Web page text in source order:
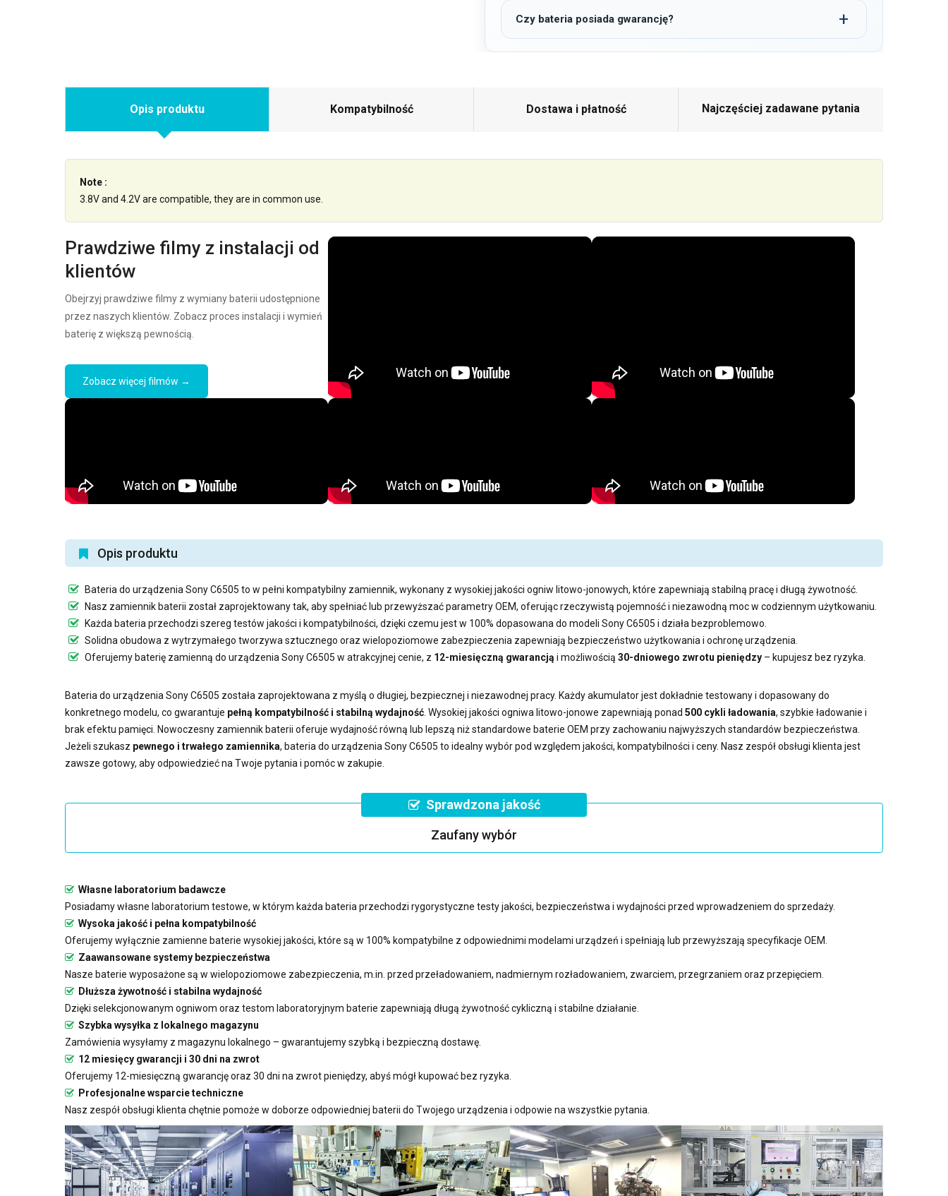
Czy bateria posiada gwarancję?
Opis produktu Kompatybilność Dostawa i płatność Najczęściej zadawane pytania
Note :
3.8V and 4.2V are compatible, they are in common use.
Prawdziwe filmy z instalacji od
klientów
Obejrzyj prawdziwe filmy z wymiany baterii udostępnione
przez naszych klientów. Zobacz proces instalacji i wymień
baterię z większą pewnością.
Zobacz więcej filmów →
Opis produktu
Bateria do urządzenia Sony C6505 to w pełni kompatybilny zamiennik, wykonany z wysokiej jakości ogniw litowo-jonowych, które zapewniają stabilną pracę i długą żywotność.
Nasz zamiennik baterii został zaprojektowany tak, aby spełniać lub przewyższać parametry OEM, oferując rzeczywistą pojemność i niezawodną moc w codziennym użytkowaniu.
Każda bateria przechodzi szereg testów jakości i kompatybilności, dzięki czemu jest w 100% dopasowana do modeli Sony C6505 i działa bezproblemowo.
Solidna obudowa z wytrzymałego tworzywa sztucznego oraz wielopoziomowe zabezpieczenia zapewniają bezpieczeństwo użytkowania i ochronę urządzenia.
Oferujemy baterię zamienną do urządzenia Sony C6505 w atrakcyjnej cenie, z 12-miesięczną gwarancją i możliwością 30-dniowego zwrotu pieniędzy – kupujesz bez ryzyka.
Bateria do urządzenia Sony C6505 została zaprojektowana z myślą o długiej, bezpiecznej i niezawodnej pracy. Każdy akumulator jest dokładnie testowany i dopasowany do
konkretnego modelu, co gwarantuje pełną kompatybilność i stabilną wydajność . Wysokiej jakości ogniwa litowo-jonowe zapewniają ponad 500 cykli ładowania, szybkie ładowanie i
brak efektu pamięci. Nowoczesny zamiennik baterii oferuje wydajność równą lub lepszą niż standardowe baterie OEM przy zachowaniu najwyższych standardów bezpieczeństwa.
Jeżeli szukasz pewnego i trwałego zamiennika, bateria do urządzenia Sony C6505 to idealny wybór pod względem jakości, kompatybilności i ceny. Nasz zespół obsługi klienta jest
zawsze gotowy, aby odpowiedzieć na Twoje pytania i pomóc w zakupie.
Sprawdzona jakość
Zaufany wybór
Własne laboratorium badawcze
Posiadamy własne laboratorium testowe, w którym każda bateria przechodzi rygorystyczne testy jakości, bezpieczeństwa i wydajności przed wprowadzeniem do sprzedaży.
Wysoka jakość i pełna kompatybilność
Oferujemy wyłącznie zamienne baterie wysokiej jakości, które są w 100% kompatybilne z odpowiednimi modelami urządzeń i spełniają lub przewyższają specyfikacje OEM.
Zaawansowane systemy bezpieczeństwa
Nasze baterie wyposażone są w wielopoziomowe zabezpieczenia, m.in. przed przeładowaniem, nadmiernym rozładowaniem, zwarciem, przegrzaniem oraz przepięciem.
Dłuższa żywotność i stabilna wydajność
Dzięki selekcjonowanym ogniwom oraz testom laboratoryjnym baterie zapewniają długą żywotność cykliczną i stabilne działanie.
Szybka wysyłka z lokalnego magazynu
Zamówienia wysyłamy z magazynu lokalnego – gwarantujemy szybką i bezpieczną dostawę.
12 miesięcy gwarancji i 30 dni na zwrot
Oferujemy 12-miesięczną gwarancję oraz 30 dni na zwrot pieniędzy, abyś mógł kupować bez ryzyka.
Profesjonalne wsparcie techniczne
Nasz zespół obsługi klienta chętnie pomoże w doborze odpowiedniej baterii do Twojego urządzenia i odpowie na wszystkie pytania.